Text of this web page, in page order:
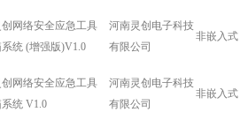
创网络安全应急工具
统 (增强版)V1.0
河南灵创电子科技
有限公司
非嵌入式
创网络安全应急工具
统 V1.0
河南灵创电子科技
有限公司
非嵌入式